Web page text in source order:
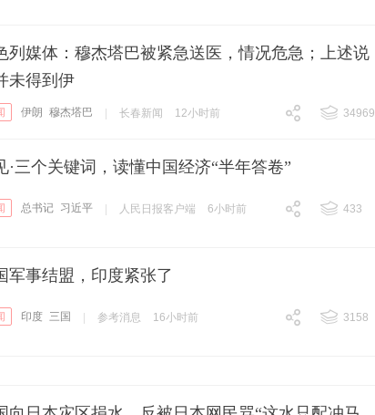
列媒体：穆杰塔巴被紧急送医，情况危急；上述说
未得到伊
伊朗 穆杰塔巴 长春新闻 12小时前
34969
·三个关键词，读懂中国经济“半年答卷”
总书记 习近平 人民日报客户端 6小时前
433
军事结盟，印度紧张了
印度 三国 参考消息 16小时前
3158